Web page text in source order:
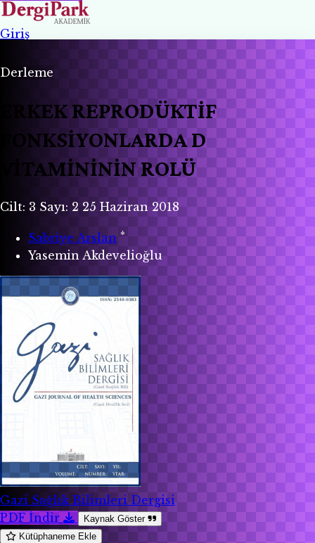
Giriş
Derleme
ERKEK REPRODÜKTİF
FONKSİYONLARDA D
VİTAMİNİNİN ROLÜ
Cilt: 3 Sayı: 2 25 Haziran 2018
Sabriye Arslan *
Yasemin Akdevelioğlu
Gazi Sağlık Bilimleri Dergisi
PDF İndir
Kaynak Göster
Kütüphaneme Ekle